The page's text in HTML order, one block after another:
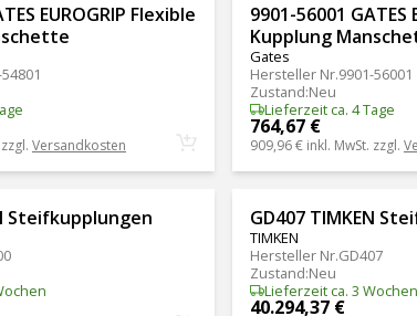
EUROGRIP Flexible
Versandkosten
9901-56001 GATES
Kupplung
Gates
Hersteller Nr.9901-56001
Zustand:Neu
Lieferzeit ca. 4 Tage
764,67 €
909,96 € inkl. MwSt. zzgl.
Steifkupplungen GD407 TIMKEN
TIMKEN
Hersteller Nr.GD407
Zustand:Neu
Lieferzeit ca. 3 Wochen
40.294,37 €